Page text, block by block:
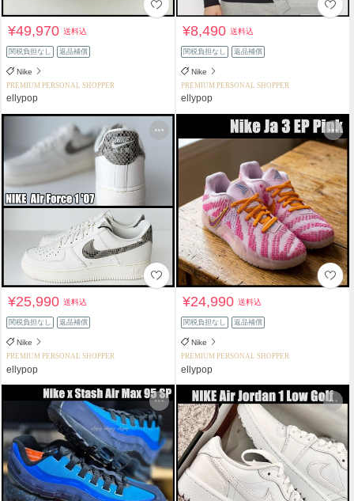
¥49,970送料込
関税負担なし 返品補償
Nike
PREMIUM PERSONAL SHOPPER
ellypop
¥8,490送料込
関税負担なし 返品補償
Nike
PREMIUM PERSONAL SHOPPER
ellypop
¥25,990送料込
関税負担なし 返品補償
Nike
PREMIUM PERSONAL SHOPPER
ellypop
¥24,990送料込
関税負担なし 返品補償
Nike
PREMIUM PERSONAL SHOPPER
ellypop